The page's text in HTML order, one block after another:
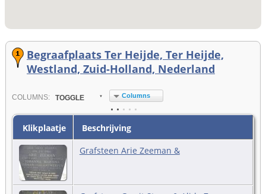
Begraafplaats Ter Heijde, Ter Heijde,
Westland, Zuid-Holland, Nederland
COLUMN S: TOGGLE Columns
Klikplaatje
Beschrijving
Grafsteen Arie Zeeman &